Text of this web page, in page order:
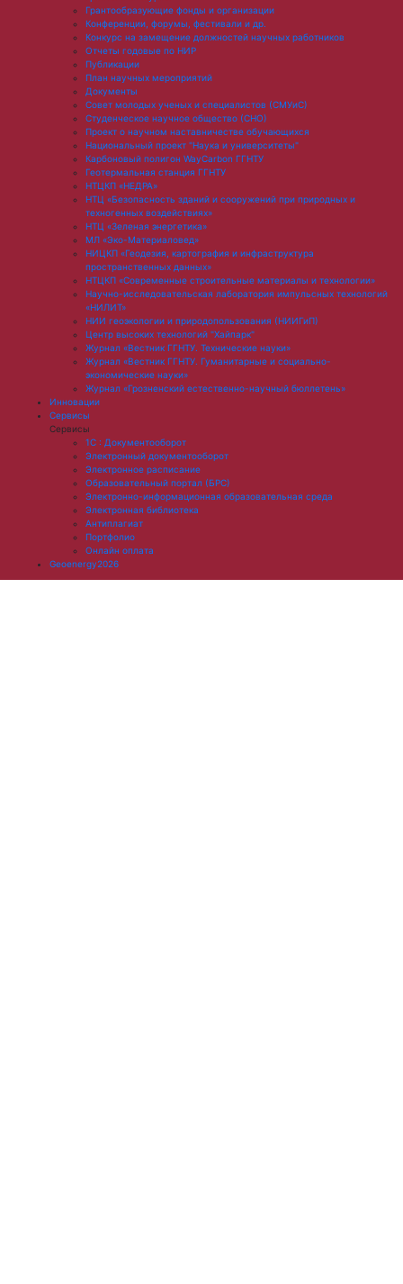
Грантообразующие фонды и организации
Конференции, форумы, фестивали и др.
Конкурс на замещение должностей научных работников
Отчеты годовые по НИР
Публикации
План научныx мероприятий
Документы
Совет молодых ученых и специалистов (СМУиС)
Студенческое научное общество (СНО)
Проект о научном наставничестве обучающихся
Национальный проект "Наука и университеты"
Карбоновый полигон WayCarbon ГГНТУ
Геотермальная станция ГГНТУ
НТЦКП «НЕДРА»
НТЦ «Безопасность зданий и сооружений при природных и
техногенных воздействиях»
НТЦ «Зеленая энергетика»
МЛ «Эко-Материаловед»
НИЦКП «Геодезия, картография и инфраструктура
пространственных данных»
НТЦКП «Современные строительные материалы и технологии»
Научно-исследовательская лаборатория импульсных технологий
«НИЛИТ»
НИИ геоэкологии и природопользования (НИИГиП)
Центр высоких технологий "Хайпарк"
Журнал «Вестник ГГНТУ. Технические науки»
Журнал «Вестник ГГНТУ. Гуманитарные и социально-
экономические науки»
Журнал «Грозненский естественно-научный бюллетень»
Инновации
Сервисы
Сервисы
1С : Документооборот
Электронный документооборот
Электронное расписание
Образовательный портал (БРС)
Электронно-информационная образовательная среда
Электронная библиотека
Антиплагиат
Портфолио
Онлайн оплата
Geoenergy2026